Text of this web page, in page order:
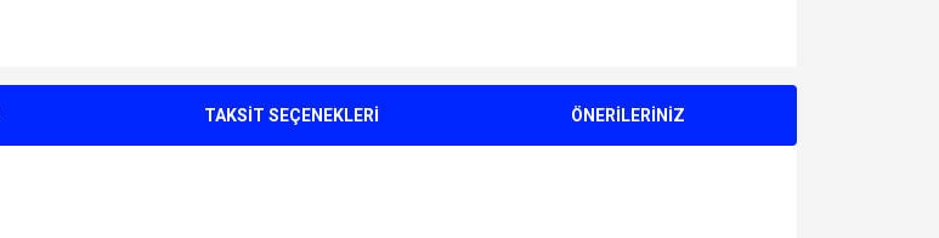
TAKSİT SEÇENEKLERİ ÖNERİLERİNİZ